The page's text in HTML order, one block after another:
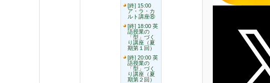
[終] 15:00
ア・ラ・カ
ルト講座⑧
[終] 18:00 英
語授業の
「型」づく
り講座（夏
期第１回）
[終] 20:00 英
語授業の
「型」づく
り講座（夏
期第２回）